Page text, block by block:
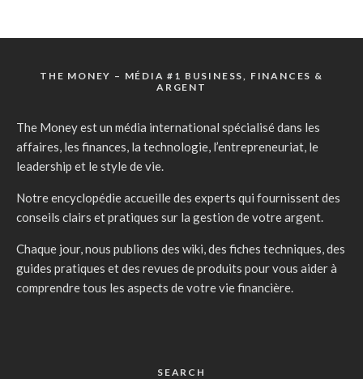
THE MONEY – MÉDIA #1 BUSINESS, FINANCES &
ARGENT
The Money est un média international spécialisé dans les
affaires, les finances, la technologie, l’entrepreneuriat, le
leadership et le style de vie.
Notre encyclopédie accueille des experts qui fournissent des
conseils clairs et pratiques sur la gestion de votre argent.
Chaque jour, nous publions des wiki, des fiches techniques, des
guides pratiques et des revues de produits pour vous aider à
comprendre tous les aspects de votre vie financière.
SEARCH